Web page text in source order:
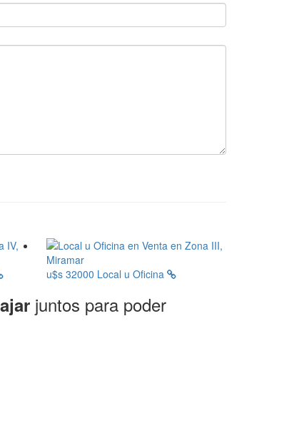
u$s 32000 Local u Oficina
juntos para poder